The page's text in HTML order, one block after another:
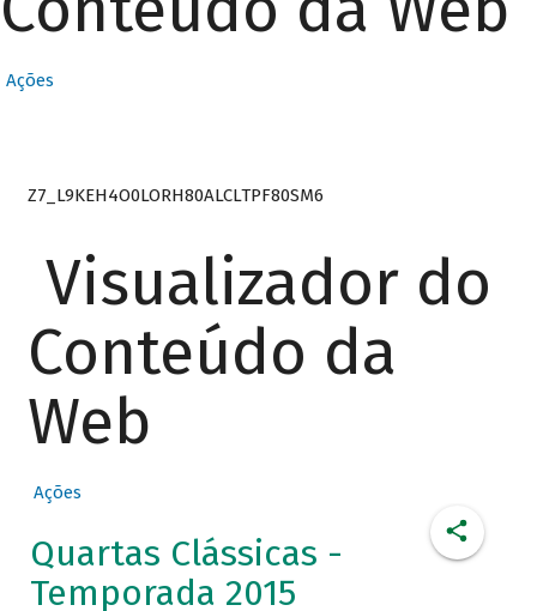
Ações
Z7_L9KEH4O0LORH80ALCLTPF80SM6
Visualizador do
Conteúdo da
Web
Ações
Quartas Clássicas -
Temporada 2015